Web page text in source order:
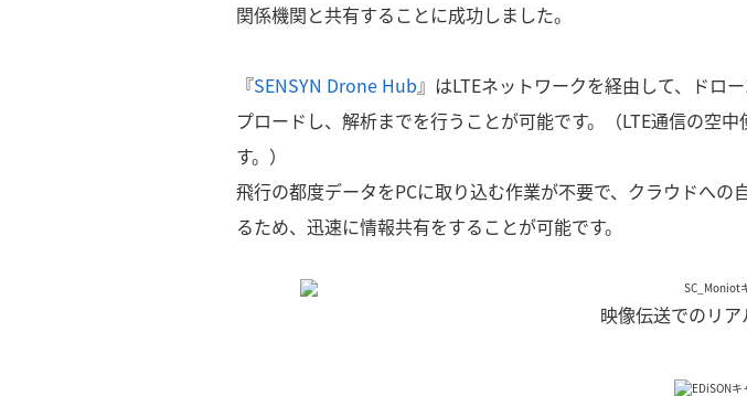
関係機関と共有することに成功しました。
『SENSYN Drone Hub』はLTEネットワークを経由して、ドロ
プロードし、解析までを行うことが可能です。（LTE通信の空
す。）
飛行の都度データをPCに取り込む作業が不要で、クラウドへ
るため、迅速に情報共有をすることが可能です。
映像伝送でのリ